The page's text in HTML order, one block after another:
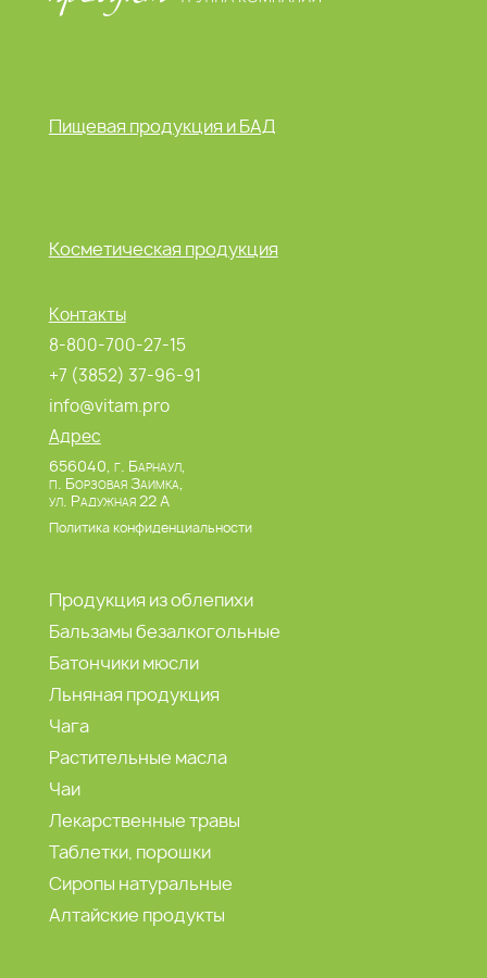
Пищевая продукция и БАД
Косметическая продукция
Контакты
8-800-700-27-15
+7 (3852) 37-96-91
info@vitam.pro
Адрес
656040, г. Барнаул,
п. Борзовая Заимка,
ул. Радужная 22 А
Политика конфиденциальности
Продукция из облепихи
Бальзамы безалкогольные
Батончики мюсли
Льняная продукция
Чага
Растительные масла
Чаи
Лекарственные травы
Таблетки, порошки
Сиропы натуральные
Алтайские продукты